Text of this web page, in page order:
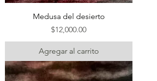
Medusa del desierto
Precio
$12,000.00
Agregar al carrito